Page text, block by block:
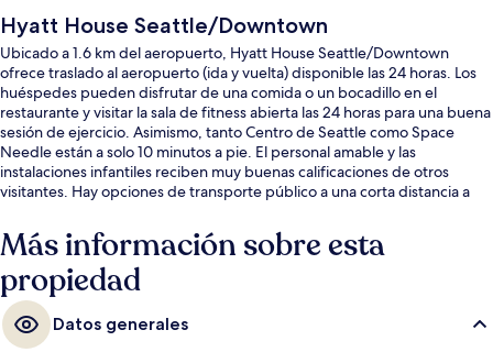
Hyatt House Seattle/Downtown
Ubicado a 1.6 km del aeropuerto, Hyatt House Seattle/Downtown
ofrece traslado al aeropuerto (ida y vuelta) disponible las 24 horas. Los
huéspedes pueden disfrutar de una comida o un bocadillo en el
restaurante y visitar la sala de fitness abierta las 24 horas para una buena
sesión de ejercicio. Asimismo, tanto Centro de Seattle como Space
Needle están a solo 10 minutos a pie. El personal amable y las
instalaciones infantiles reciben muy buenas calificaciones de otros
visitantes. Hay opciones de transporte público a una corta distancia a
Estación de metro de Westlake Thomas St está a 10 minutos.
Más información sobre esta
propiedad
Datos generales